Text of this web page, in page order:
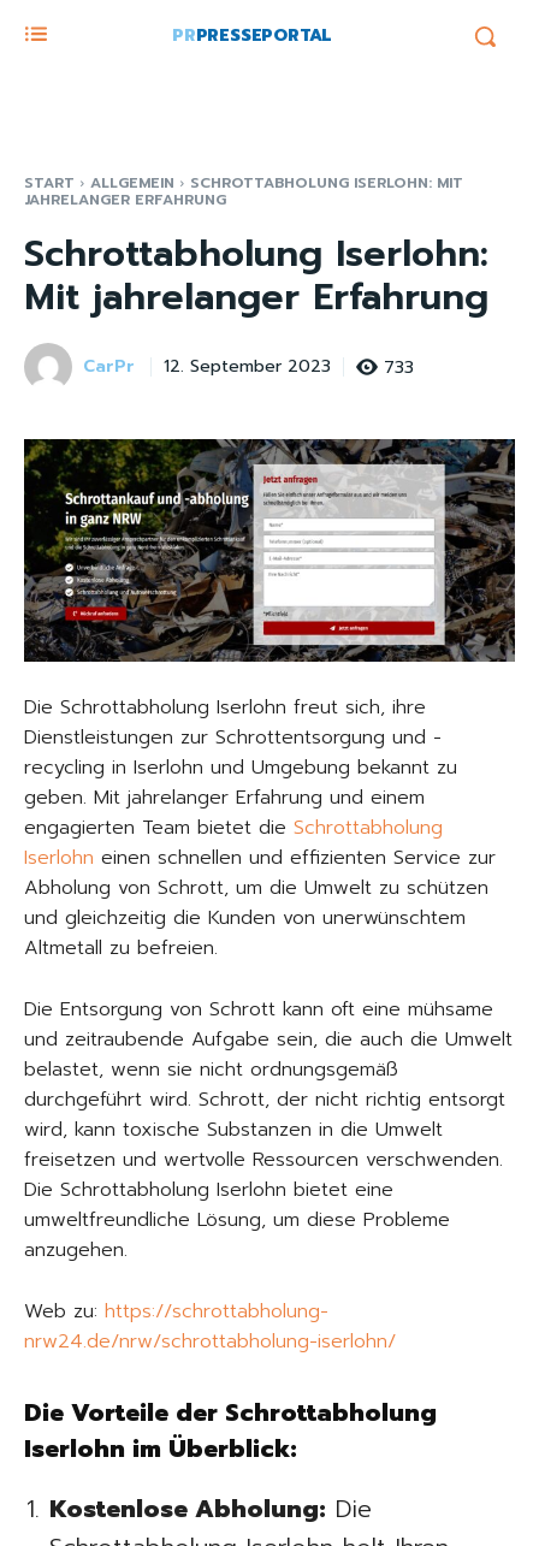
PRPRESSEPORTAL
START ALLGEMEIN SCHROTTABHOLUNG ISERLOHN: MIT
JAHRELANGER ERFAHRUNG
Schrottabholung Iserlohn:
Mit jahrelanger Erfahrung
CarPr 12. September 2023 733
Die Schrottabholung Iserlohn freut sich, ihre
Dienstleistungen zur Schrottentsorgung und -
recycling in Iserlohn und Umgebung bekannt zu
geben. Mit jahrelanger Erfahrung und einem
engagierten Team bietet die Schrottabholung
Iserlohn einen schnellen und effizienten Service zur
Abholung von Schrott, um die Umwelt zu schützen
und gleichzeitig die Kunden von unerwünschtem
Altmetall zu befreien.
Die Entsorgung von Schrott kann oft eine mühsame
und zeitraubende Aufgabe sein, die auch die Umwelt
belastet, wenn sie nicht ordnungsgemäß
durchgeführt wird. Schrott, der nicht richtig entsorgt
wird, kann toxische Substanzen in die Umwelt
freisetzen und wertvolle Ressourcen verschwenden.
Die Schrottabholung Iserlohn bietet eine
umweltfreundliche Lösung, um diese Probleme
anzugehen.
Web zu: https://schrottabholung-
nrw24.de/nrw/schrottabholung-iserlohn/
Die Vorteile der Schrottabholung
Iserlohn im Überblick:
Kostenlose Abholung: Die